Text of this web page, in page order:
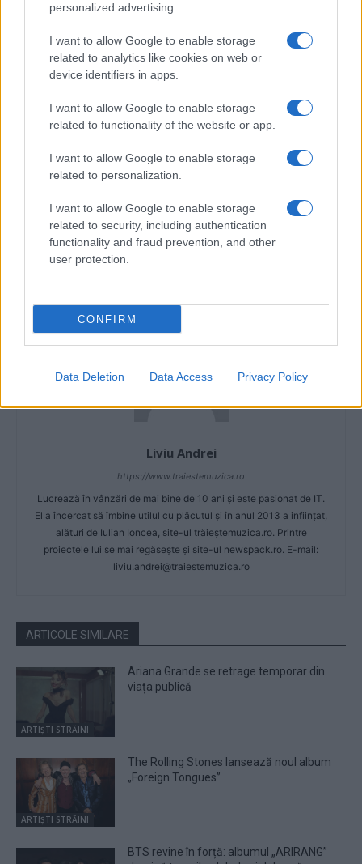
personalized advertising.
I want to allow Google to enable storage
related to analytics like cookies on web or
device identifiers in apps.
I want to allow Google to enable storage
related to functionality of the website or app.
I want to allow Google to enable storage
related to personalization.
I want to allow Google to enable storage
related to security, including authentication
functionality and fraud prevention, and other
user protection.
CONFIRM
Data Deletion Data Access Privacy Policy
artpop lady gaga
lady gaga artpop
venus
Horia Brenciu a lansat
videoclipul piesei „Hello“
„MasterChef – Proba
celebrităţii”: Don Baxter şi
Carmen Şerban au nevoie de
Liviu Andrei
https://www.traiestemuzica.ro
Lucrează în vânzări de mai bine de 10 ani și este pasionat de IT.
El a încercat să îmbine utilul cu plăcutul și în anul 2013 a inființat,
alături de Iulian Ioncea, site-ul trăieștemuzica.ro. Printre
proiectele lui se mai regăsește și site-ul newspack.ro. E-mail:
liviu.andrei@traiestemuzica.ro
ARTICOLE SIMILARE
ARTIȘTI STRĂINI
Ariana Grande se retrage temporar din
viața publică
ARTIȘTI STRĂINI
The Rolling Stones lansează noul album
„Foreign Tongues”
BTS revine în forță: albumul „ARIRANG”